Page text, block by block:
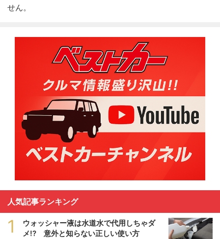
せん。
人気記事ランキング
1
ウォッシャー液は水道水で代用しちゃダ
メ!? 意外と知らない正しい使い方